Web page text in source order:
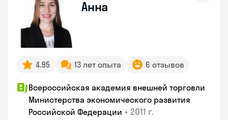
Анна
4.95 13 лет опыта 6 отзывов
Всероссийская академия внешней торговли
Министерства экономического развития
Российской Федерации • 2011 г.